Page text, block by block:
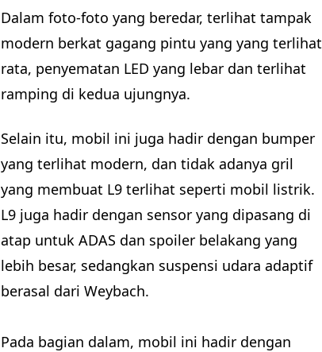
Dalam foto-foto yang beredar, terlihat tampak
modern berkat gagang pintu yang yang terlihat
rata, penyematan LED yang lebar dan terlihat
ramping di kedua ujungnya.
Selain itu, mobil ini juga hadir dengan bumper
yang terlihat modern, dan tidak adanya gril
yang membuat L9 terlihat seperti mobil listrik.
L9 juga hadir dengan sensor yang dipasang di
atap untuk ADAS dan spoiler belakang yang
lebih besar, sedangkan suspensi udara adaptif
berasal dari Weybach.
Pada bagian dalam, mobil ini hadir dengan